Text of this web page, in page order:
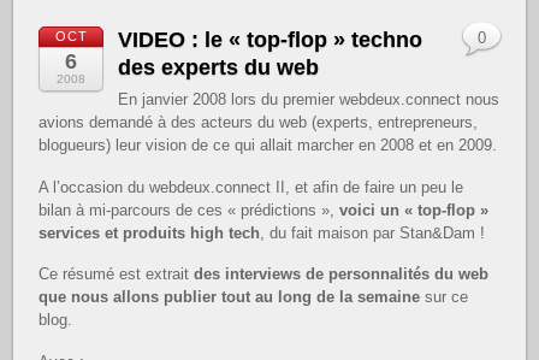
OCT
6
2008
VIDEO : le « top-flop » techno
des experts du web
En janvier 2008 lors du premier webdeux.connect nous
avions demandé à des acteurs du web (experts, entrepreneurs,
blogueurs) leur vision de ce qui allait marcher en 2008 et en 2009.
A l’occasion du webdeux.connect II, et afin de faire un peu le
bilan à mi-parcours de ces « prédictions »,voici un « top-flop »
services et produits high tech , du fait maison par Stan&Dam !
Ce résumé est extraitdes interviews de personnalités du web
que nous allons publier tout au long de la semaine sur ce
blog.
0